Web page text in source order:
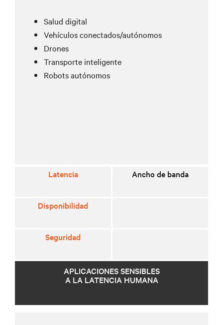
Salud digital
Vehículos conectados/autónomos
Drones
Transporte inteligente
Robots autónomos
Latencia Ancho de banda
Disponibilidad
Seguridad
APLICACIONES SENSIBLES
A LA LATENCIA HUMANA